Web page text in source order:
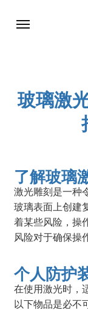
玻璃激
了解玻璃
激光雕刻是一种
玻璃表面上创建
着某些风险，操
风险对于确保操
个人防护
在使用激光时，
以下物品是必不